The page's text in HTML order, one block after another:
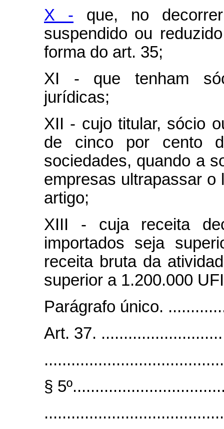
X - que, no
suspendido ou
forma do art. 35;
XI - que tenham
jurídicas;
XII - cujo titular, sócio
de cinco por cento
sociedades, quando a
empresas ultrapassar
artigo;
XIII - cuja receita
importados seja
receita bruta da
superior a 1.200.000
Parágrafo único.
Art. 37.
§